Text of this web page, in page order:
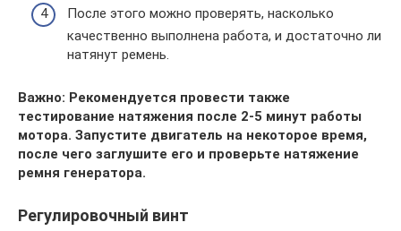
После этого можно проверять, насколько
качественно выполнена работа, и достаточно ли
натянут ремень.
Важно: Рекомендуется провести также
тестирование натяжения после 2-5 минут работы
мотора. Запустите двигатель на некоторое время,
после чего заглушите его и проверьте натяжение
ремня генератора.
Регулировочный винт